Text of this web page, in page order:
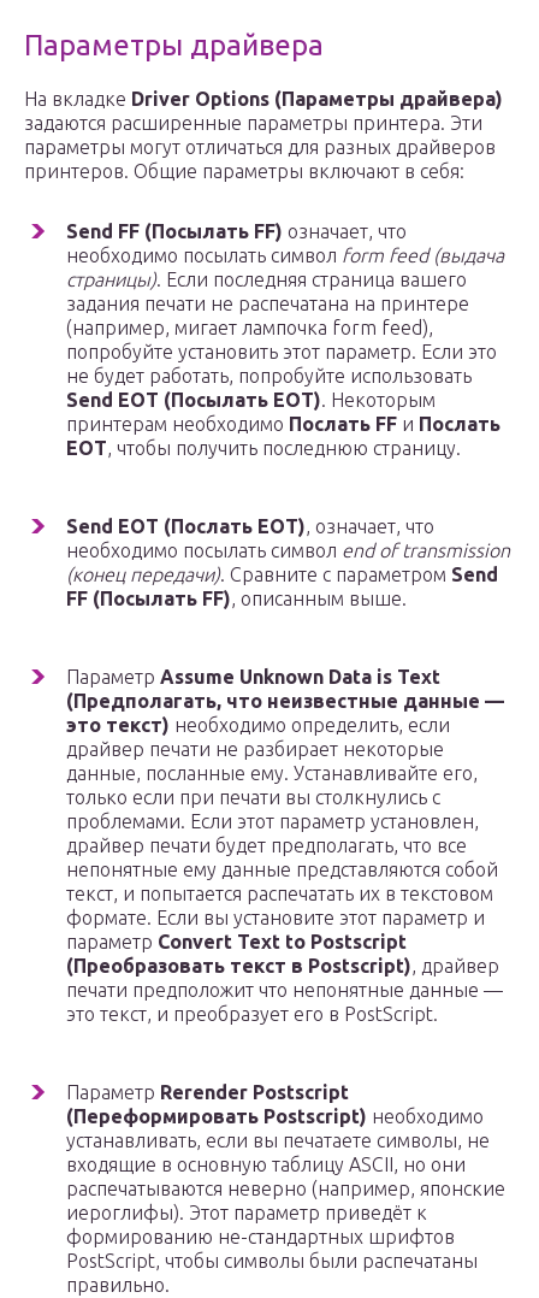
Параметры драйвера
На вкладке Driver Options (Параметры драйвера)
задаются расширенные параметры принтера. Эти
параметры могут отличаться для разных драйверов
принтеров. Общие параметры включают в себя:
Send FF (Посылать FF) означает, что
необходимо посылать символ form feed (выдача
страницы). Если последняя страница вашего
задания печати не распечатана на принтере
(например, мигает лампочка form feed),
попробуйте установить этот параметр. Если это
не будет работать, попробуйте использовать
Send EOT (Посылать EOT). Некоторым
принтерам необходимо Послать FF и Послать
EOT, чтобы получить последнюю страницу.
Send EOT (Послать EOT), означает, что
необходимо посылать символ end of transmission
(конец передачи). Сравните с параметром Send
FF (Посылать FF), описанным выше.
Параметр Assume Unknown Data is Text
(Предполагать, что неизвестные данные —
это текст) необходимо определить, если
драйвер печати не разбирает некоторые
данные, посланные ему. Устанавливайте его,
только если при печати вы столкнулись с
проблемами. Если этот параметр установлен,
драйвер печати будет предполагать, что все
непонятные ему данные представляются собой
текст, и попытается распечатать их в текстовом
формате. Если вы установите этот параметр и
параметр Convert Text to Postscript
(Преобразовать текст в Postscript), драйвер
печати предположит что непонятные данные —
это текст, и преобразует его в PostScript.
Параметр Rerender Postscript
(Переформировать Postscript) необходимо
устанавливать, если вы печатаете символы, не
входящие в основную таблицу ASCII, но они
распечатываются неверно (например, японские
иероглифы). Этот параметр приведёт к
формированию не-стандартных шрифтов
PostScript, чтобы символы были распечатаны
правильно.